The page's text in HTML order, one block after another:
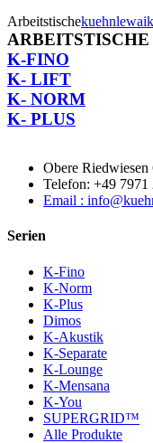
Arbeitstische
ARBEITSTISCHE
K-FINO
K- LIFT
K- NORM
K- PLUS
Obere Riedwiesen
Telefon: +49 7971
Email :
Serien
K-Fino
K-Norm
K-Plus
Dimos
K-Akustik
K-Separate
K-Lounge
K-Mensana
K-You
SUPERGRID™
Alle Produkte